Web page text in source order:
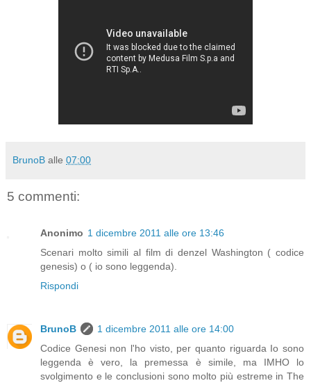
BrunoB alle 07:00
5 commenti:
Anonimo 1 dicembre 2011 alle ore 13:46
Scenari molto simili al film di denzel Washington ( codice
genesis) o ( io sono leggenda).
Rispondi
BrunoB
1 dicembre 2011 alle ore 14:00
Codice Genesi non l'ho visto, per quanto riguarda Io sono
leggenda è vero, la premessa è simile, ma IMHO lo
svolgimento e le conclusioni sono molto più estreme in The